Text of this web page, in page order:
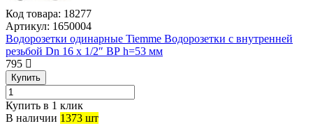
Код товара: 18277
Артикул: 1650004
Водорозетки одинарные Tiemme Водорозетки с внутренней
резьбой Dn 16 x 1/2″ ВР h=53 мм
795
Купить
Купить в 1 клик
В наличии 1373 шт